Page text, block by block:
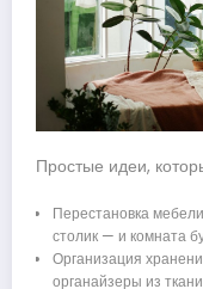
Простые идеи,
Перестановка
столик — и комната
Организация
органайзеры из